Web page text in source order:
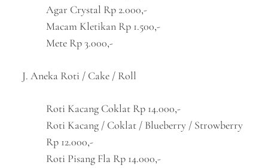
Agar Crystal Rp 2.000,-
Macam Kletikan Rp 1.500,-
Mete Rp 3.000,-
J. Aneka Roti / Cake / Roll
Roti Kacang Coklat Rp 14.000,-
Roti Kacang / Coklat / Blueberry / Strowberry
Rp 12.000,-
Roti Pisang Fla Rp 14.000,-